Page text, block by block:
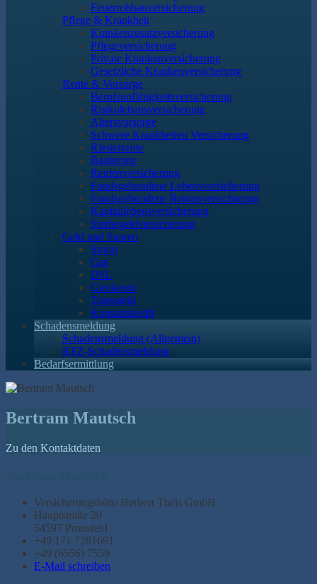
Feuerrohbauversicherung
Pflege & Krankheit
Krankenzusatzversicherung
Pflegeversicherung
Private Krankenversicherung
Gesetzliche Krankenversicherung
Rente & Vorsorge
Berufs­unfähigkeitsversicherung
Risikolebensversicherung
Altersvorsorge
Schwere Krankheiten Versicherung
Riesterrente
Basisrente
Rentenversicherung
Fondsgebundene Lebensversicherung
Fondsgebundene Rentenversicherung
Kapitallebensversicherung
Sterbegeldversicherung
Geld und Sparen
Strom
Gas
DSL
Girokonto
Tagesgeld
Konsumkredit
Schadensmeldung
Schadensmeldung (Allgemein)
KFZ-Schadensmeldung
Bedarfsermittlung
Bertram Mautsch
Zu den Kontaktdaten
Versicherungsbüro Herbert Theis GmbH
Hauptstraße 20
54597 Pronsfeld
+49 171 7281691
+49 (6556) 7559
E-Mail schreiben